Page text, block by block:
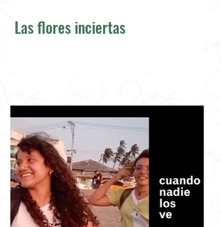
Las flores inciertas